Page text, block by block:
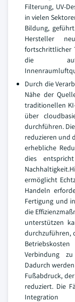
Filterung, UV-
in vielen
Bildung,
Hersteller
fortschrittlicher
die
Durch die
Nähe der
traditionellen
über
durchführen.
reduzieren und
erhebliche
dies
ermöglicht
Handeln
Fertigung und
die
unterstützen
durchzuführen,
Verbindung
Dadurch
Fußabdruck,
reduziert. Die
Integration